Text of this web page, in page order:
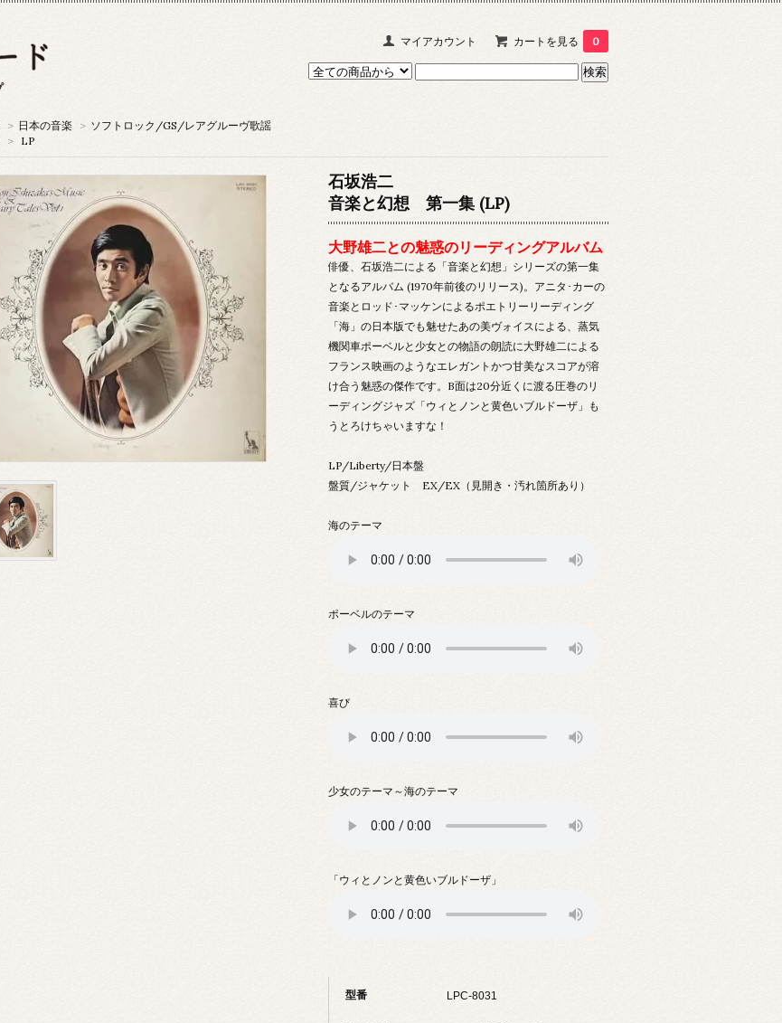
マイアカウント カートを見る 0
> 日本の音楽 > ソフトロック/GS/レアグルーヴ歌謡
> LP
石坂浩二
音楽と幻想 第一集 (LP)
大野雄二との魅惑のリーディングアルバム
俳優、石坂浩二による「音楽と幻想」シリーズの第一集
となるアルバム (1970年前後のリリース)。アニタ･カーの
音楽とロッド･マッケンによるポエトリーリーディング
「海」の日本版でも魅せたあの美ヴォイスによる、蒸気
機関車ポーベルと少女との物語の朗読に大野雄二による
フランス映画のようなエレガントかつ甘美なスコアが溶
け合う魅惑の傑作です。B面は20分近くに渡る圧巻のリ
ーディングジャズ「ウィとノンと黄色いブルドーザ」も
うとろけちゃいますな！
LP/Liberty/日本盤
盤質/ジャケット EX/EX（見開き・汚れ箇所あり）
海のテーマ
ポーベルのテーマ
喜び
少女のテーマ～海のテーマ
「ウィとノンと黄色いブルドーザ」
型番 LPC-8031